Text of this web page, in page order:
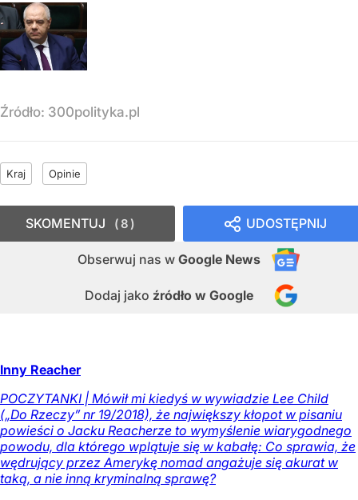
Źródło: 300polityka.pl
Kraj Opinie
UDOSTĘPNIJ
Obserwuj nas w Google News
Dodaj jako źródło w Google
SKOMENTUJ 8
Inny Reacher
POCZYTANKI | Mówił mi kiedyś w wywiadzie Lee Child
(„Do Rzeczy” nr 19/2018), że największy kłopot w pisaniu
powieści o Jacku Reacherze to wymyślenie wiarygodnego
powodu, dla którego wplątuje się w kabałę: Co sprawia, że
wędrujący przez Amerykę nomad angażuje się akurat w
taką, a nie inną kryminalną sprawę?